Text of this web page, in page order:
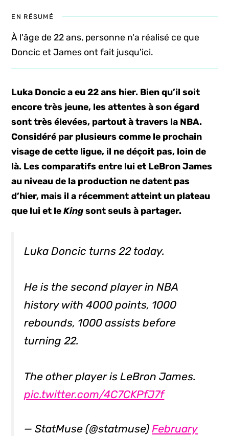
EN RÉSUMÉ
À l'âge de 22 ans, personne n'a réalisé ce que
Doncic et James ont fait jusqu'ici.
Luka Doncic a eu 22 ans hier. Bien qu’il soit
encore très jeune, les attentes à son égard
sont très élevées, partout à travers la NBA.
Considéré par plusieurs comme le prochain
visage de cette ligue, il ne déçoit pas, loin de
là. Les comparatifs entre lui et LeBron James
au niveau de la production ne datent pas
d’hier, mais il a récemment atteint un plateau
que lui et leKingsont seuls à partager.
Luka Doncic turns 22 today.
He is the second player in NBA
history with 4000 points, 1000
rebounds, 1000 assists before
turning 22.
The other player is LeBron James.
pic.twitter.com/4C7CKPfJ7f
— StatMuse (@statmuse)February